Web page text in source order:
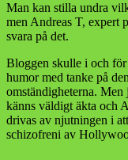
Man kan stilla undra
men Andreas T, expert
svara på det.
Bloggen skulle i och för
humor med tanke på
omständigheterna. Men
känns väldigt äkta och
drivas av njutningen i
schizofreni av